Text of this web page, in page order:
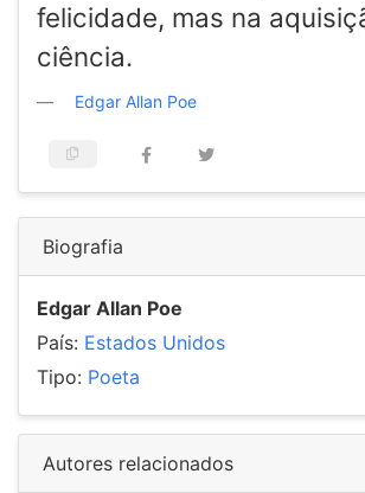
Contato
felicidade, mas na
ciência.
Edgar Allan Poe
Biografia
Edgar Allan Poe
País: Estados Unidos
Tipo: Poeta
Autores relacionados